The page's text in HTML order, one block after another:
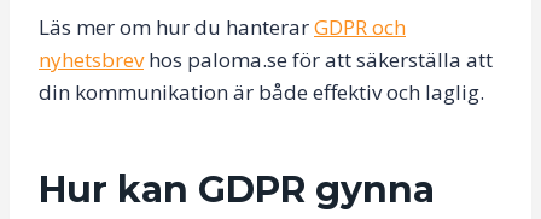
Läs mer om hur du hanterarGDPR och
nyhetsbrevhos paloma.se för att säkerställa att
din kommunikation är både effektiv och laglig.
Hur kan GDPR gynna